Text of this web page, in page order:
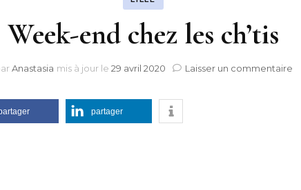
Week-end chez les ch’tis
Anastasia mis à jour le 29 avril 2020 Laisser un commentairesur
partager